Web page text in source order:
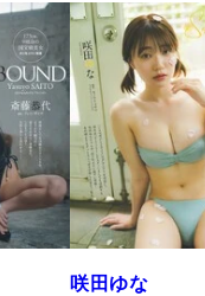
藤水咲桜『花